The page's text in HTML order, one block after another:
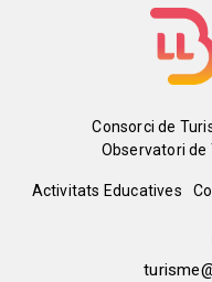
Menú
del
Consorci de
Observatori de
Peu
Activitats Educatives